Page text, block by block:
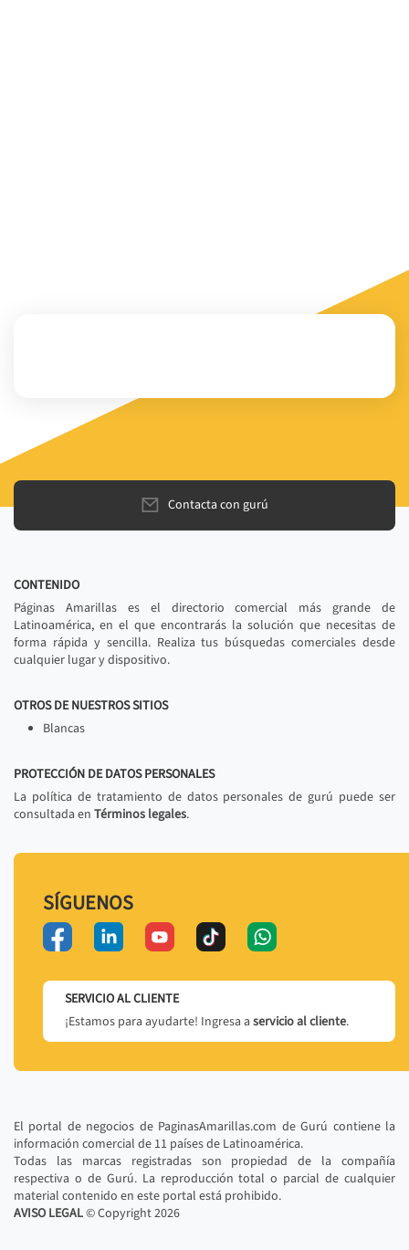
Contacta con gurú
CONTENIDO
Páginas Amarillas es el directorio comercial más grande de
Latinoamérica, en el que encontrarás la solución que necesitas de
forma rápida y sencilla. Realiza tus búsquedas comerciales desde
cualquier lugar y dispositivo.
OTROS DE NUESTROS SITIOS
Blancas
PROTECCIÓN DE DATOS PERSONALES
La política de tratamiento de datos personales de gurú puede ser
consultada en Términos legales.
SÍGUENOS
SERVICIO AL CLIENTE
¡Estamos para ayudarte! Ingresa a servicio al cliente.
El portal de negocios de PaginasAmarillas.com de Gurú contiene la
información comercial de 11 países de Latinoamérica.
Todas las marcas registradas son propiedad de la compañía
respectiva o de Gurú. La reproducción total o parcial de cualquier
material contenido en este portal está prohibido.
AVISO LEGAL© Copyright2026